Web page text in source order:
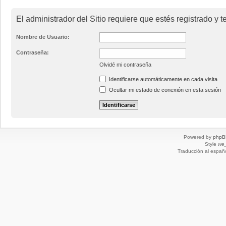
El administrador del Sitio requiere que estés registrado y
Nombre de Usuario:
Contraseña:
Olvidé mi contraseña
Identificarse automáticamente en cada visita
Ocultar mi estado de conexión en esta sesión
Powered by
Style
Traducción al